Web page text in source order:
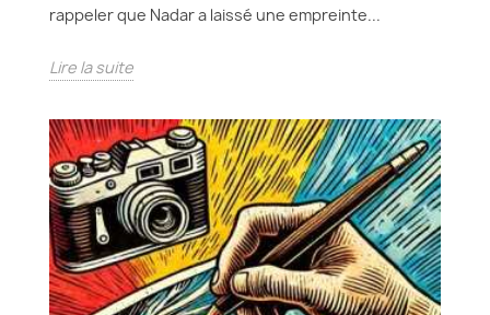
rappeler que Nadar a laissé une empreinte...
Lire la suite